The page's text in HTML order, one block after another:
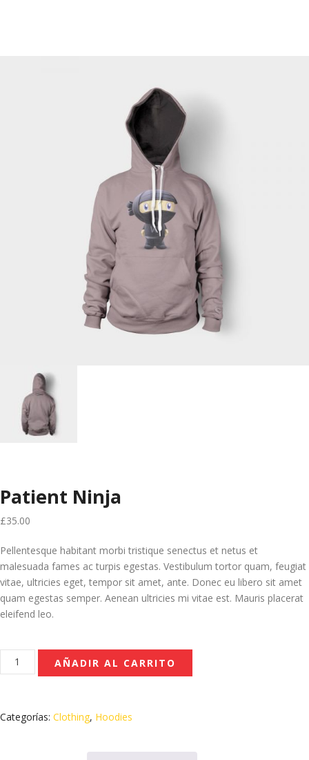
Patient Ninja
£35.00
Pellentesque habitant morbi tristique senectus et netus et
malesuada fames ac turpis egestas. Vestibulum tortor quam, feugiat
vitae, ultricies eget, tempor sit amet, ante. Donec eu libero sit amet
quam egestas semper. Aenean ultricies mi vitae est. Mauris placerat
eleifend leo.
Patient
Ninja
AÑADIR AL CARRITO
Categorías: Clothing, Hoodies